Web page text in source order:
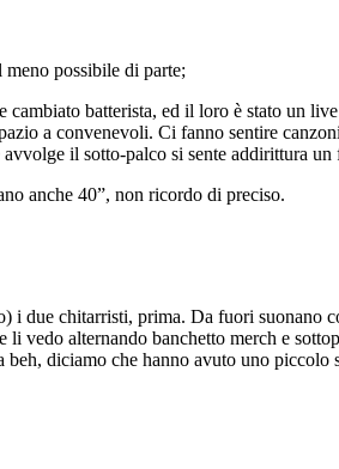
possibile di parte;
cambiato batterista, ed il loro è stato un
a convenevoli. Ci fanno sentire
il sotto-palco si sente addirittura
anche 40”, non ricordo di preciso.
i due chitarristi, prima. Da fuori suonano
li vedo alternando banchetto merch e
diciamo che hanno avuto uno